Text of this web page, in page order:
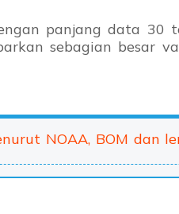
panjang data 30
sebagian besar
NOAA, BOM dan